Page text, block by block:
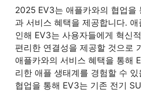
2025 EV3는 애플카와의 협업을
과 서비스 혜택을 제공합니다.
인해 EV3는 사용자들에게 혁신
편리한 연결성을 제공할 것으로
애플카와의 서비스 혜택을 통해
리한 애플 생태계를 경험할 수
협업을 통해 EV3는 기존 전기